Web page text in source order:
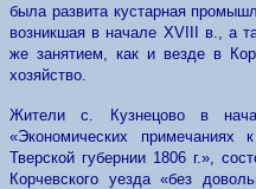
была развита кустарная
возникшая в начале XVIII в., а
же занятием, как и везде в
хозяйство.
Жители с. Кузнецово в
«Экономических примечаниях
Тверской губернии 1806 г.»,
Корчевского уезда «без